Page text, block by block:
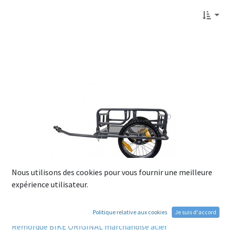
Remorque BIKE ORIGINAL marchandise acier
Nous utilisons des cookies pour vous fournir une meilleure
expérience utilisateur.
Politique relative aux cookies Je suis d'accord